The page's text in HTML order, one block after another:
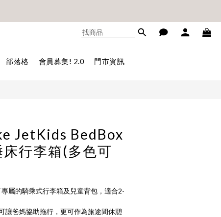
累贈)🎊
部落格 會員募集! 2.0 門市資訊
JetKids BedBox
床行李箱(多色可
屬的騎乘式行李箱及兒童背包，適合2-
讓爸媽協助拖行，更可作為旅途間休憩
立即購買